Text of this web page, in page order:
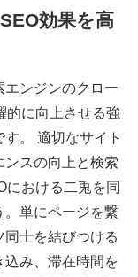
効果を高
エンジンのクロー
的に向上させる強
。 適切なサイト
ンスの向上と検索
における二兎を同
。単にページを繋
同士を結びつける
込み、滞在時間を